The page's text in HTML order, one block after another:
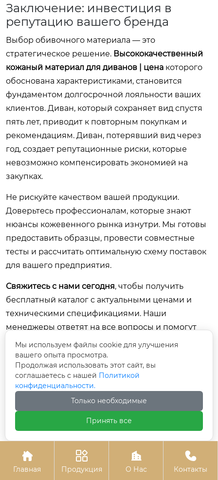
Заключение: инвестиция в
репутацию вашего бренда
Выбор обивочного материала — это
стратегическое решение. Высококачественный
кожаный материал для диванов | цена которого
обоснована характеристиками, становится
фундаментом долгосрочной лояльности ваших
клиентов. Диван, который сохраняет вид спустя
пять лет, приводит к повторным покупкам и
рекомендациям. Диван, потерявший вид через
год, создает репутационные риски, которые
невозможно компенсировать экономией на
закупках.
Не рискуйте качеством вашей продукции.
Доверьтесь профессионалам, которые знают
нюансы кожевенного рынка изнутри. Мы готовы
предоставить образцы, провести совместные
тесты и рассчитать оптимальную схему поставок
для вашего предприятия.
Свяжитесь с нами сегодня, чтобы получить
бесплатный каталог с актуальными ценами и
техническими спецификациями. Наши
менеджеры ответят на все вопросы и помогут
сделать выбор, который усилит конкурентные
преимущества вашей мебели.
Купить кожаные материалы для мебели оптом
Поставщик обивочных тканей и кожи
Технологии обработки кожи для производителей

Главная

Продукция

О Нас

Контакты
Мы используем файлы cookie для улучшения
вашего опыта просмотра.
Продолжая использовать этот сайт, вы
соглашаетесь с нашей Политикой
конфиденциальности.
Только необходимые
Принять все